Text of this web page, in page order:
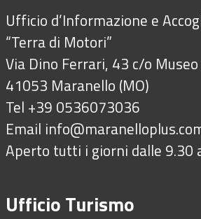
Ufficio d’Informazione e
“Terra di Motori”
Via Dino Ferrari, 43 c/o
41053 Maranello (MO)
Tel +39 0536073036
Email
Aperto tutti i giorni dalle 9.30
Ufficio Turismo